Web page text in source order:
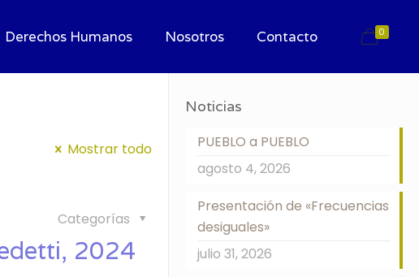
Derechos Humanos Nosotros Contacto 0
Mostrar todo
Categorías
2024
Noticias
PUEBLO a PUEBLO
agosto 4, 2026
Presentación de «Frecuencias
desiguales»
julio 31, 2026